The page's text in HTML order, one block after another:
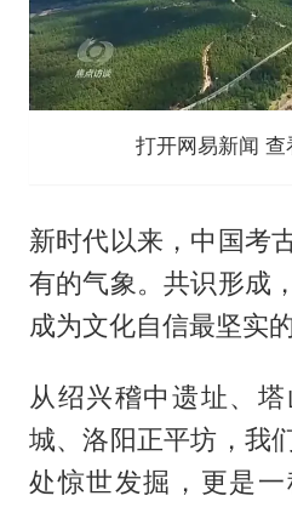
打开网易新闻
新时代以来，中国考
有的气象。共识形成
成为文化自信最坚实
从绍兴稽中遗址、
城、洛阳正平坊，我
处惊世发掘，更是